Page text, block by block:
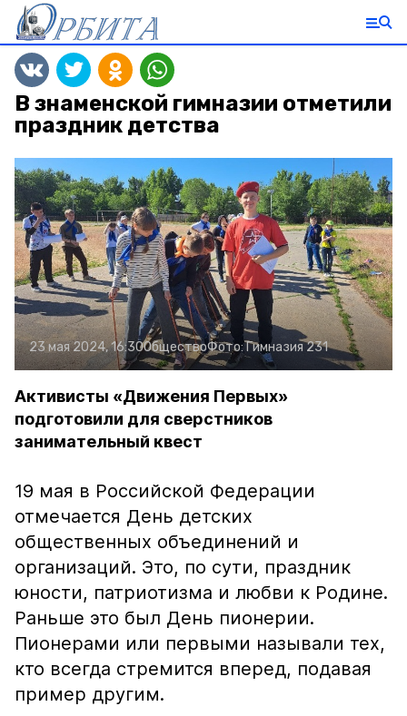
В знаменской гимназии отметили
праздник детства
23 мая 2024, 16:30ОбществоФото:Гимназия 231
Активисты «Движения Первых»
подготовили для сверстников
занимательный квест
19 мая в Российской Федерации
отмечается День детских
общественных объединений и
организаций. Это, по сути, праздник
юности, патриотизма и любви к Родине.
Раньше это был День пионерии.
Пионерами или первыми называли тех,
кто всегда стремится вперед, подавая
пример другим.